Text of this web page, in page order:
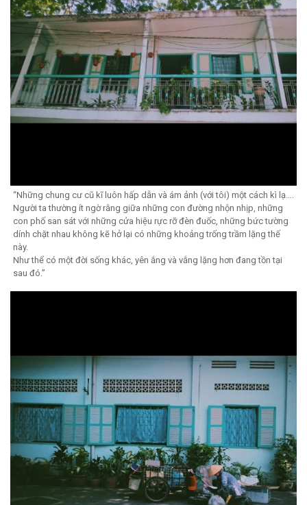
“Những chung cư cũ kĩ luôn hấp dẫn và ám ảnh (với tôi) một cách kì lạ….
Người ta thường ít ngờ rằng giữa những con đường nhộn nhịp, những
con phố san sát với những cửa hiệu rực rỡ đèn đuốc, những bức tường
dính chặt nhau không kẽ hở lại có những khoảng trống trầm lặng thế
này.
Như thể có một đời sống khác, yên ắng và vắng lặng hơn đang tồn tại
sau đó.”